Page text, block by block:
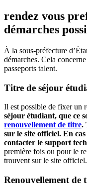
rendez vous
démarches
À la sous-préfecture
démarches. Cela
passeports talent.
Titre de séjour
Il est possible de fixer un
séjour étudiant, que ce
renouvellement de titre.
sur le site officiel. En cas
contacter le support
première fois ou pour le
trouvent sur le site officiel.
Renouvellement de